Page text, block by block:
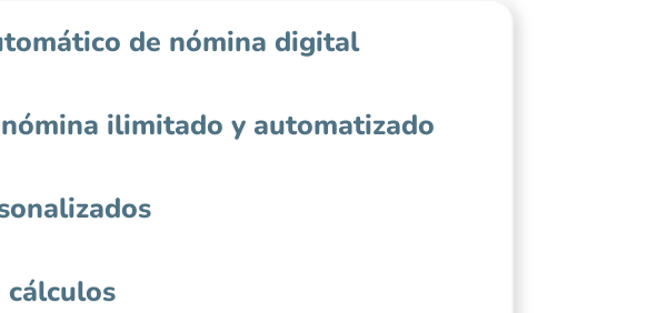
de nómina digital
ilimitado y automatizado